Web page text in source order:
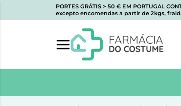
PORTES GRÁTIS > 50 € EM PORTUGAL
excepto encomendas a partir de 2kgs,